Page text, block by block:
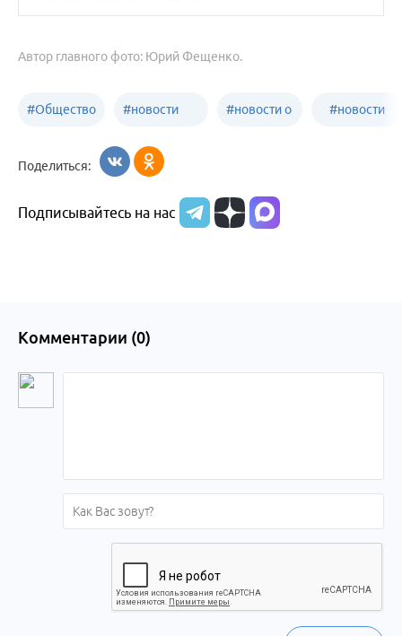
Автор главного фото: Юрий Фещенко.
#Общество #новости
образования
#новости о
Алтайского
#новости
Поделиться:
Подписывайтесь на нас
Комментарии (0)